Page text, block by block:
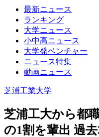
最新ニュース
ランキング
大学ニュース
小中高ニュース
大学発ベンチャー
ニュース特集
動画ニュース
芝浦工業大学
芝浦工大から都
の1割を輩出 過